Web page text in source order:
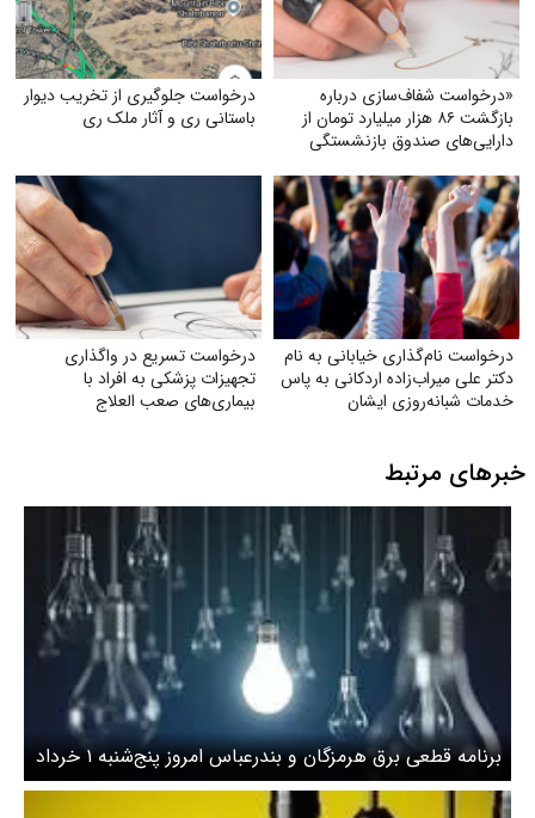
«درخواست شفاف‌سازی درباره
بازگشت ۸۶ هزار میلیارد تومان از
دارایی‌های صندوق بازنشستگی
تحقق مطالبات و بهبود معیشت
بازنشستگان»
درخواست جلوگیری از تخریب دیوار
باستانی ری و آثار ملک ری
درخواست نام‌گذاری خیابانی به نام
دکتر علی میراب‌زاده اردکانی به پاس
خدمات شبانه‌روزی ایشان
درخواست تسریع در واگذاری
تجهیزات پزشکی به افراد با
بیماری‌های صعب العلاج
خبرهای مرتبط
برنامه قطعی برق هرمزگان و بندرعباس امروز پنج‌شنبه ۱ خرداد